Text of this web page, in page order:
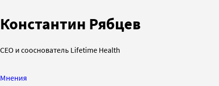
Константин Рябцев
CEO и сооснователь Lifetime Health
Мнения